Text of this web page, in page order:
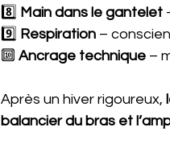
8️⃣ Main dans le gantelet
9️⃣ Respiration –
🔟 Ancrage technique –
Après un hiver rigoureux,
balancier du bras et